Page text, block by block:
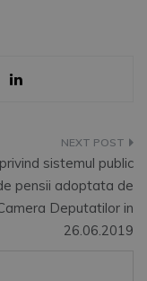
sistemul public
pensii adoptata de
Deputatilor in
26.06.2019